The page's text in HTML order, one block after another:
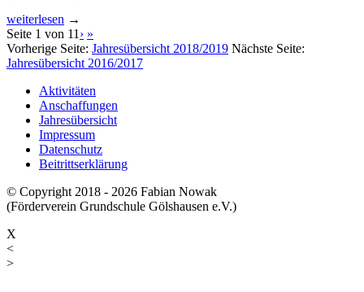
weiterlesen →
Seite 1 von 11 › »
Vorherige Seite: Jahresübersicht 2018/2019 Nächste Seite:
Jahresübersicht 2016/2017
Aktivitäten
Anschaffungen
Jahresübersicht
Impressum
Datenschutz
Beitrittserklärung
© Copyright 2018 - 2026 Fabian Nowak
(Förderverein Grundschule Gölshausen e.V.)
X
<
>